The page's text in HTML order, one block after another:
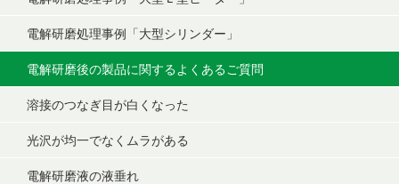
電解研磨処理事例「大型シリンダー」
電解研磨後の製品に関するよくあるご質問
溶接のつなぎ目が白くなった
光沢が均一でなくムラがある
電解研磨液の液垂れ